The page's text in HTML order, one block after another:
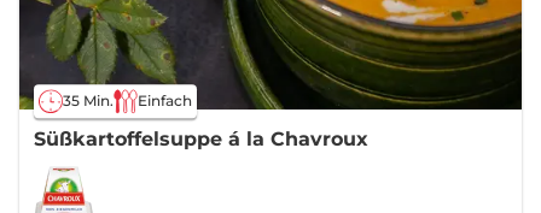
35 Min. Einfach
Süßkartoffelsuppe á la Chavroux